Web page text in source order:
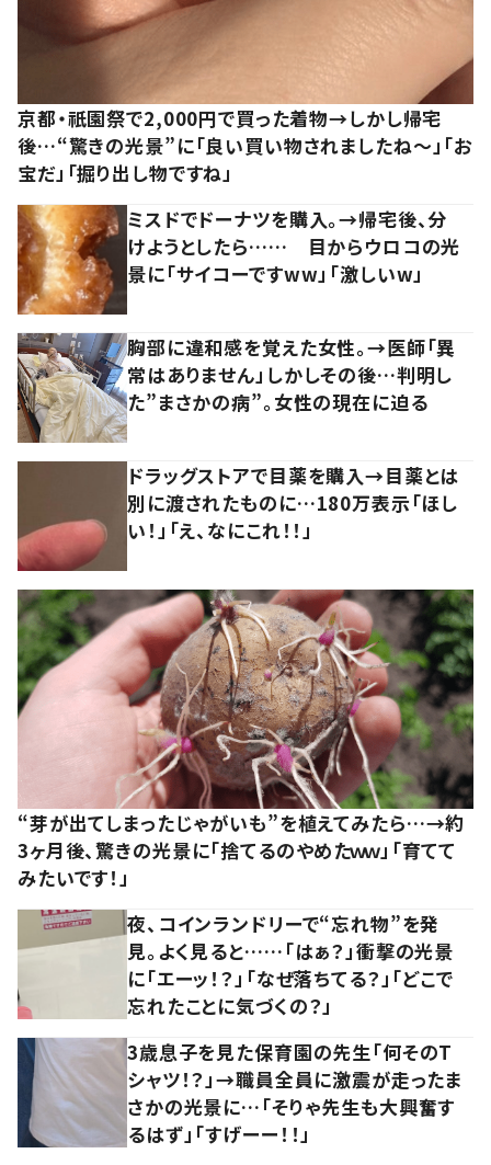
京都・祇園祭で2,000円で買った着物→しかし帰宅
後…“驚きの光景”に「良い買い物されましたね～」「お
宝だ」「掘り出し物ですね」
ミスドでドーナツを購入。→帰宅後、分
けようとしたら…… 目からウロコの光
景に「サイコーですww」「激しいw」
胸部に違和感を覚えた女性。→医師「異
常はありません」しかしその後…判明し
た”まさかの病”。女性の現在に迫る
ドラッグストアで目薬を購入→目薬とは
別に渡されたものに…180万表示「ほし
い！」「え、なにこれ！！」
“芽が出てしまったじゃがいも”を植えてみたら…→約
3ヶ月後、驚きの光景に「捨てるのやめたｗｗ」「育てて
みたいです！」
夜、コインランドリーで“忘れ物”を発
見。よく見ると……「はぁ？」衝撃の光景
に「エーッ！？」「なぜ落ちてる？」「どこで
忘れたことに気づくの？」
3歳息子を見た保育園の先生「何そのT
シャツ！？」→職員全員に激震が走ったま
さかの光景に…「そりゃ先生も大興奮す
るはず」「すげーー！！」